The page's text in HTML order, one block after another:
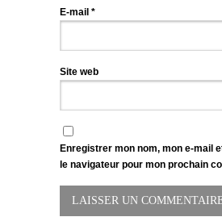
E-mail *
Site web
Enregistrer mon nom, mon e-mail
le navigateur pour mon prochain